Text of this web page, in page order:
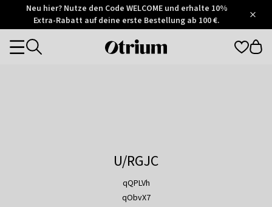
Otrium
Trustpilot
Neu hier? Nutze den Code WELCOME und erhalte 10%
Extra-Rabatt auf deine erste Bestellung ab 100 €.
Otrium
Categories
U/RGJC
qQPLVh
qObvX7